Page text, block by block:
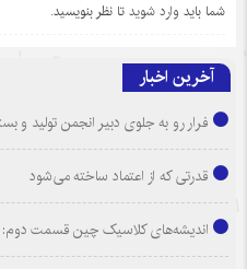
شما باید وارد شوید تا نظر بنویسید.
آخرین اخبار
فرار رو به جلوی دبیر انجمن تولید
قدرتی که از اعتماد ساخته می‌شود
اندیشه‌های کلاسیک چین قسمت دوم: